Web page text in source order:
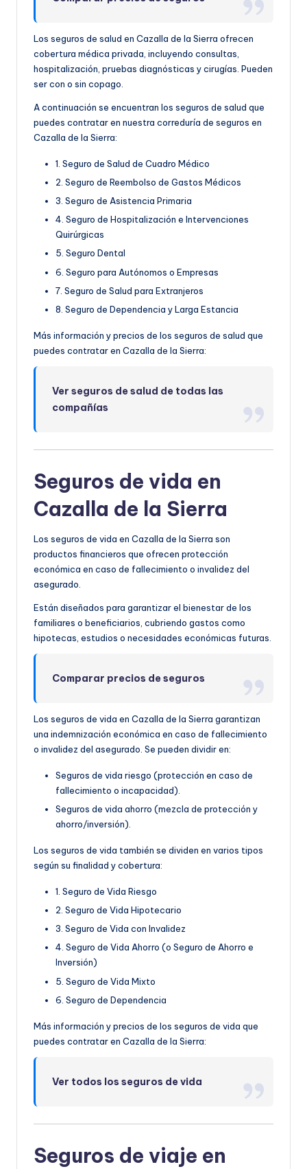
Los seguros de salud en Cazalla de la Sierra ofrecen
cobertura médica privada, incluyendo consultas,
hospitalización, pruebas diagnósticas y cirugías. Pueden
ser con o sin copago.
A continuación se encuentran los seguros de salud que
puedes contratar en nuestra correduría de seguros en
Cazalla de la Sierra:
1. Seguro de Salud de Cuadro Médico
2. Seguro de Reembolso de Gastos Médicos
3. Seguro de Asistencia Primaria
4. Seguro de Hospitalización e Intervenciones
Quirúrgicas
5. Seguro Dental
6. Seguro para Autónomos o Empresas
7. Seguro de Salud para Extranjeros
8. Seguro de Dependencia y Larga Estancia
Más información y precios de los seguros de salud que
puedes contratar en Cazalla de la Sierra:
Ver seguros de salud de todas las
compañías
Seguros de vida en
Cazalla de la Sierra
Los seguros de vida en Cazalla de la Sierra son
productos financieros que ofrecen protección
económica en caso de fallecimiento o invalidez del
asegurado.
Están diseñados para garantizar el bienestar de los
familiares o beneficiarios, cubriendo gastos como
hipotecas, estudios o necesidades económicas futuras.
Comparar precios de seguros
Los seguros de vida en Cazalla de la Sierra garantizan
una indemnización económica en caso de fallecimiento
o invalidez del asegurado. Se pueden dividir en:
Seguros de vida riesgo (protección en caso de
fallecimiento o incapacidad).
Seguros de vida ahorro (mezcla de protección y
ahorro/inversión).
Los seguros de vida también se dividen en varios tipos
según su finalidad y cobertura:
1. Seguro de Vida Riesgo
2. Seguro de Vida Hipotecario
3. Seguro de Vida con Invalidez
4. Seguro de Vida Ahorro (o Seguro de Ahorro e
Inversión)
5. Seguro de Vida Mixto
6. Seguro de Dependencia
Más información y precios de los seguros de vida que
puedes contratar en Cazalla de la Sierra:
Ver todos los seguros de vida
Seguros de viaje en